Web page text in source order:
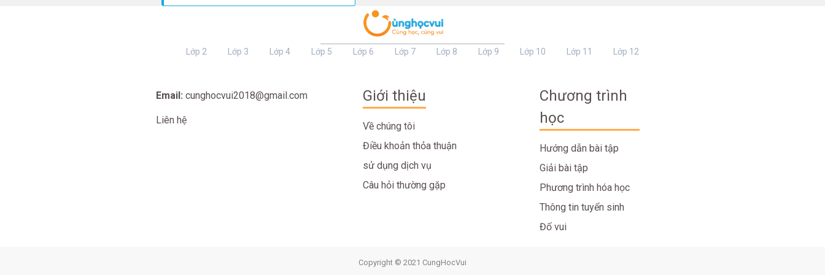
Lớp 2 Lớp 3 Lớp 4 Lớp 5 Lớp 6 Lớp 7 Lớp 8 Lớp 9 Lớp 10 Lớp 11 Lớp 12
Email: cunghocvui2018@gmail.com
Liên hệ
Giới thiệu
Về chúng tôi
Điều khoản thỏa thuận
sử dụng dịch vụ
Câu hỏi thường gặp
Chương trình
học
Hướng dẫn bài tập
Giải bài tập
Phương trình hóa học
Thông tin tuyển sinh
Đố vui
Copyright © 2021 CungHocVui